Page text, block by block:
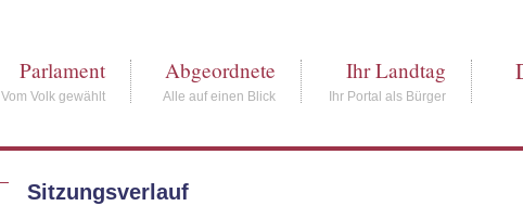
Parlament
Vom Volk gewählt
Abgeordnete
Alle auf einen Blick
Ihr Landtag
Ihr Portal als Bürger
Sitzungsverlauf